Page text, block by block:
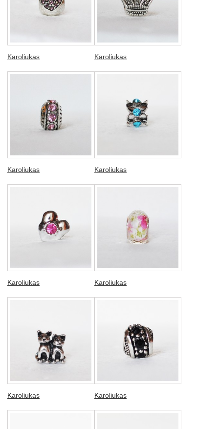
Karoliukas Karoliukas
Karoliukas Karoliukas
Karoliukas Karoliukas
Karoliukas Karoliukas